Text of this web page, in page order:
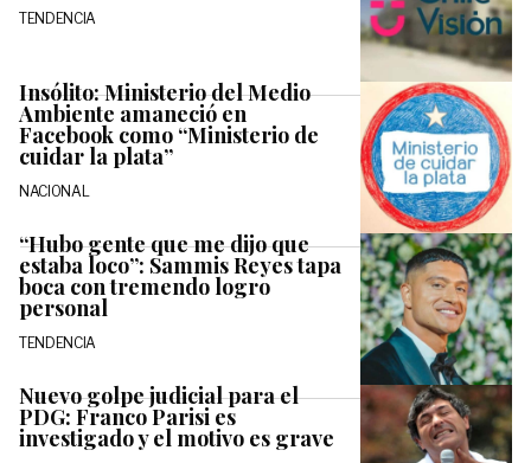
TENDENCIA
Insólito: Ministerio del Medio
Ambiente amaneció en
Facebook como “Ministerio de
cuidar la plata”
NACIONAL
“Hubo gente que me dijo que
estaba loco”: Sammis Reyes tapa
boca con tremendo logro
personal
TENDENCIA
Nuevo golpe judicial para el
PDG: Franco Parisi es
investigado y el motivo es grave